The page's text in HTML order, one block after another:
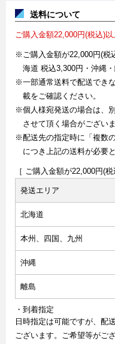
送料について
ご購入金額22,000円(税込)
※ご購入金額が22,000円(税
海道 税込3,300円・沖縄
※一部通常送料で配送でき
載をご確認ください。
※個人様宛発送の場合は、
させて頂く場合がございま
※配送先の指定時に「複数
につき上記の送料が必要
［ ご購入金額が22,000円(税
発送エリア
北海道
本州、四国、九州
沖縄
離島
・到着指定
日時指定は可能ですが、配
ございます。ご希望等がご